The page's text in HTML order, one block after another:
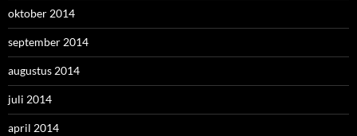
oktober 2014
september 2014
augustus 2014
juli 2014
april 2014